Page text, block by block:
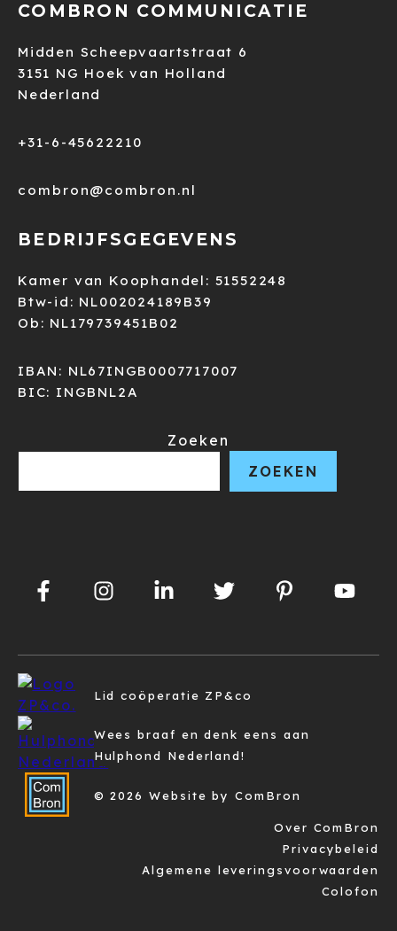
COMBRON COMMUNICATIE
Midden Scheepvaartstraat 6
3151 NG Hoek van Holland
Nederland
+31-6-45622210
combron@combron.nl
BEDRIJFSGEGEVENS
Kamer van Koophandel: 51552248
Btw-id: NL002024189B39
Ob: NL179739451B02
IBAN: NL67INGB0007717007
BIC: INGBNL2A
Zoeken
ZOEKEN
Lid coöperatie ZP&co
Wees braaf en denk eens aan
Hulphond Nederland!
© 2026 Website by ComBron
Over ComBron
Privacybeleid
Algemene leveringsvoorwaarden
Colofon